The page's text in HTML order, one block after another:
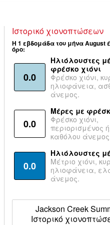
Ιστορικό χιονοπτώσεων
Η 1 εβδομάδα του μήνα August
όρο:
0.0
Ηλιόλουστες
φρέσκο χιόνι
Φρέσκο χιόνι,
ηλιοφάνεια,
άνεμος.
0.0
Μέρες με
Φρέσκο χιόνι,
περιορισμένος
καθόλου
0.0
Ηλιόλουστες
Μέτριο χιόνι,
ηλιοφάνεια,
άνεμος.
Jackson Creek
Ιστορικό